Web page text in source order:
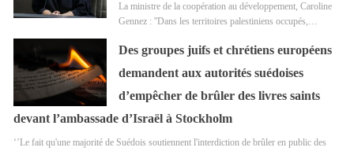
La ministre de la coopération au développement, Caroline
Gennez : ''Dans les territoires palestiniens occupés,…
Des groupes juifs et chrétiens européens
demandent aux autorités suédoises
d’empêcher de brûler des livres saints
devant l’ambassade d’Israël à Stockholm
‘’Le fait qu'une majorité de Suédois soutiennent l'interdiction de brûler en public des